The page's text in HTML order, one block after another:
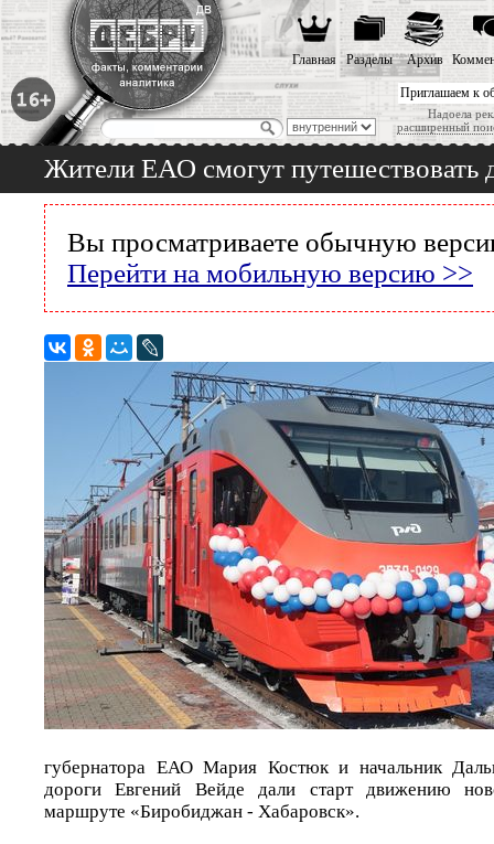
Приглашаем к
Надоела
расширенный
Главная Разделы Архив
Жители ЕАО смогут путешествовать
Вы просматриваете обычную
Перейти на мобильную версию >>
губернатора ЕАО Мария Костюк и начальник
дороги Евгений Вейде дали старт движению
маршруте «Биробиджан - Хабаровск».